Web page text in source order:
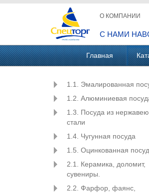
О КОМПАНИИ
С НАМИ
Главная
1.1. Эмалированная
1.2. Алюминиевая
1.3. Посуда из
стали
1.4. Чугунная посуда
1.5. Оцинкованная
2.1. Керамика, доломит,
сувениры.
2.2. Фарфор, фаянс,